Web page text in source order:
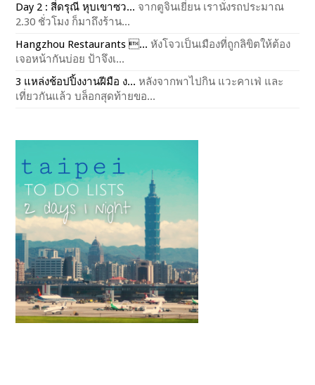
Day 2 : สี่ดรุณี หุบเขาซว... จากตูจินเยี่ยน เรานั่งรถประมาณ
2.30 ชั่วโมง ก็มาถึงร้าน...
Hangzhou Restaurants ... หังโจวเป็นเมืองที่ถูกลิขิตให้ต้อง
เจอหน้ากันบ่อย ป้าจึงเ...
3 แหล่งช้อปปิ้งงานฝีมือ ง... หลังจากพาไปกิน แวะคาเฟ่ และ
เที่ยวกันแล้ว บล็อกสุดท้ายขอ...